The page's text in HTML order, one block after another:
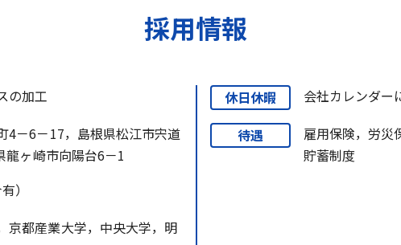
採用情報
の加工
4－6－17，島根県松江市宍道
龍ヶ崎市向陽台6－1
）
京都産業大学，中央大学，明
休日休暇 会社カレンダー
待遇
雇用保険，労災
貯蓄制度